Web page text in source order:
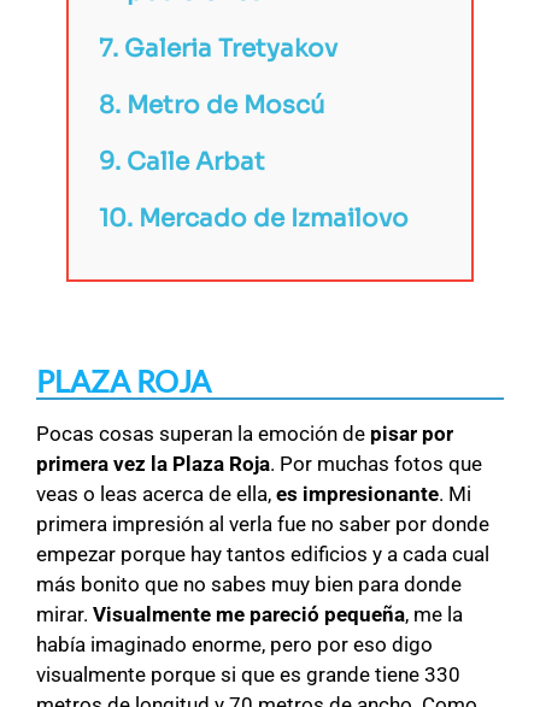
7. Galeria Tretyakov
8. Metro de Moscú
9. Calle Arbat
10. Mercado de Izmailovo
PLAZA ROJA
Pocas cosas superan la emoción de pisar por
primera vez la Plaza Roja. Por muchas fotos que
veas o leas acerca de ella, es impresionante. Mi
primera impresión al verla fue no saber por donde
empezar porque hay tantos edificios y a cada cual
más bonito que no sabes muy bien para donde
mirar. Visualmente me pareció pequeña, me la
había imaginado enorme, pero por eso digo
visualmente porque si que es grande tiene 330